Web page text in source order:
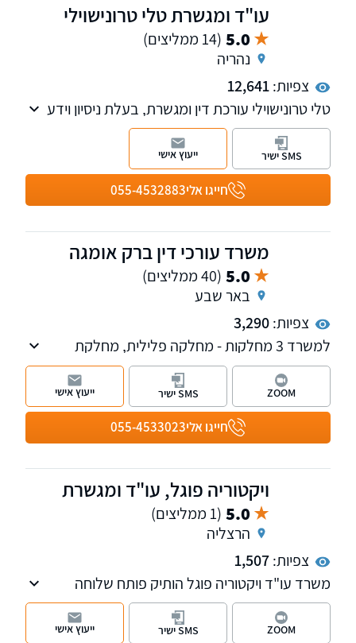
עו"ד ומגשרת טלי טרונישוילי
5.0 (14 ממליצים)
נהריה
צפיות:12,641
טלי טרונישוילי עורכת דין ומגשרת, בעלת ניסיון וידע
עשיר בתחום דיני המשפחה, ניהול הליכי גירושין,
צוואות וירושות, מקרקעין נדל"ן, פירוק שיתוף
ופשיטת רגל. למשרד שלוחות בקרית מוצקין, נהריה
חייגו אלי055-4532883
SMS ישיר ייעוץ אישי
משרד עורכי דין ברק אומגה
5.0 (40 ממליצים)
באר שבע
צפיות:3,290
למשרד 3 מחלקות - מחלקה פלילית, מחלקת
הוצאה לפועל וחדלות פירעון-פשיטת רגל ומחלקה
נוספת למקרקעין נדל"ן, המלווה עסקאות מכר,
מייצגת בליקויי בניה ותביעות קבל"ן, תכנון ובניה,
דיני מושבים וקיבוצים ועוד. בנוסף, המשרד עוסק
בהסדרת מעמד בישראל ועתירות מנהליות.
חייגו אלי055-4533023
ZOOM SMS ישיר ייעוץ אישי
ויקטוריה פוגל, עו"ד ומגשרת
5.0 (1 ממליצים)
הרצליה
צפיות:1,507
משרד עו"ד ויקטוריה פוגל הותיק פותח שלוחה
חדשה בהרצליה, המשרד עוסק בתחום ה מקרקעין
נדל"ן, דיני המשפחה ותביעות נזיקין. למשרד
ZOOM SMS ישיר ייעוץ אישי